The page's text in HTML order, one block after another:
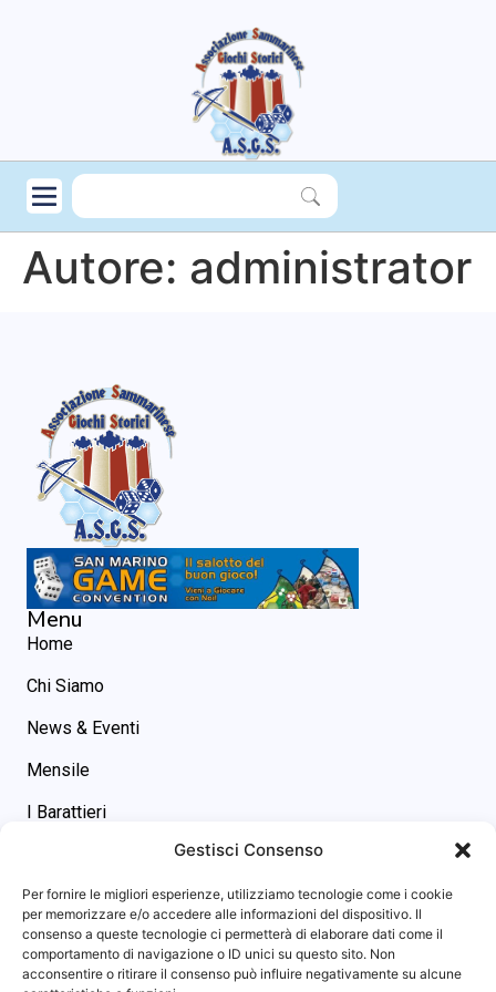
Gestisci Consenso
Per fornire le migliori esperienze, utilizziamo tecnologie come i cookie
per memorizzare e/o accedere alle informazioni del dispositivo. Il
consenso a queste tecnologie ci permetterà di elaborare dati come il
comportamento di navigazione o ID unici su questo sito. Non
acconsentire o ritirare il consenso può influire negativamente su alcune
Autore: administrator
Menu
Home
Chi Siamo
News & Eventi
Mensile
I Barattieri
asgs@omniway.sm
Piazza M. Tini, 7 - 47891 -
Dogana (RSM)